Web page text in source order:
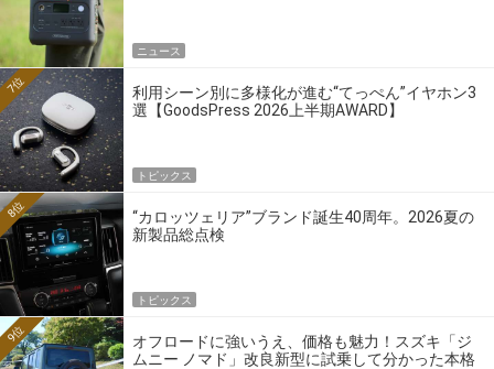
ニュース
利用シーン別に多様化が進む“てっぺん”イヤホン3
選【GoodsPress 2026上半期AWARD】
7位
トピックス
“カロッツェリア”ブランド誕生40周年。2026夏の
新製品総点検
8位
トピックス
オフロードに強いうえ、価格も魅力！スズキ「ジ
ムニー ノマド」改良新型に試乗して分かった本格
9位